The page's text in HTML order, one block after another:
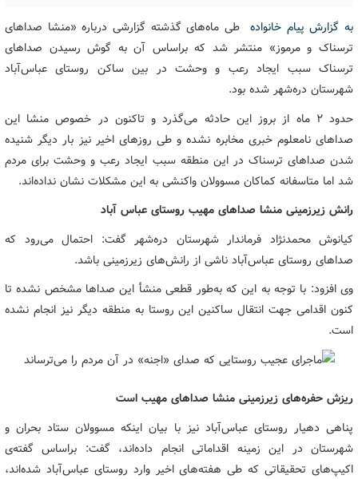
به گزارش پیام خانوادهطی ماه‌های گذشته گزارشی درباره «منشا صداهای
ترسناک و مرموز» منتشر شد که براساس آن به گوش رسیدن صداهای
ترسناک سبب ایجاد رعب و وحشت در بین ساکن روستای عباس‌آباد
شهرستان دره‌شهر شده‌ بود.
حدود ۲ ماه از بروز این حادثه می‌گذرد و تاکنون در خصوص منشا این
صداهای نامعلوم خبری مخابره نشده‌ و طی روزهای اخیر نیز بار دیگر شنیده
شدن صداهای ترسناک در این منطقه سبب ایجاد رعب و وحشت برای مردم
شد اما متاسفانه کماکان مسوولان واکنشی به این مشکلات نشان نداده‌اند.
رانش زیرزمینی منشا صداهای مهیب روستای عباس آباد
کیانوش محمدنژاد فرماندار شهرستان دره‌شهر گفت: احتمال می‌رود که
صداهای روستای عباس‌آباد ناشی از رانش‌های زیرزمینی باشد.
وی افزود: با توجه به این‌ که به‌طور قطعی منشأ این صداها مشخص نشده‌ تا
کنون اقدامی جهت انتقال ساکنین این روستا به منطقه دیگر نیز انجام نشده
است.
ریزش حفره‌های زیرزمینی منشا صداهای مهیب است
پناهی دهیار روستای عباس‌آباد نیز با بیان اینکه مسوولان ستاد بحران و
شهرستان در این زمینه اقداماتی انجام داده‌اند، گفت: براساس گفته‌ی
اکیپ‌های تحقیقاتی که طی هفته‌های اخیر وارد روستای عباس‌آباد شده‌اند،